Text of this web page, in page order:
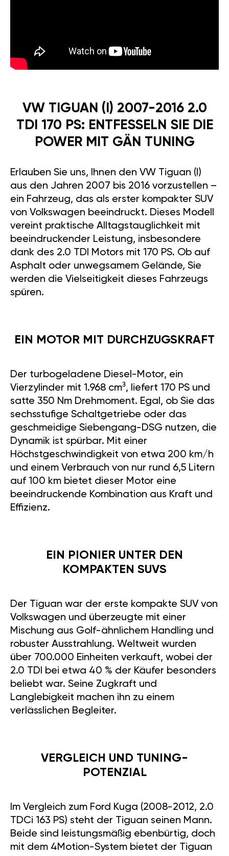
VW TIGUAN (I) 2007-2016 2.0
TDI 170 PS: ENTFESSELN SIE DIE
POWER MIT GÄN TUNING
Erlauben Sie uns, Ihnen den VW Tiguan (I)
aus den Jahren 2007 bis 2016 vorzustellen –
ein Fahrzeug, das als erster kompakter SUV
von Volkswagen beeindruckt. Dieses Modell
vereint praktische Alltagstauglichkeit mit
beeindruckender Leistung, insbesondere
dank des 2.0 TDI Motors mit 170 PS. Ob auf
Asphalt oder unwegsamem Gelände, Sie
werden die Vielseitigkeit dieses Fahrzeugs
spüren.
EIN MOTOR MIT DURCHZUGSKRAFT
Der turbogeladene Diesel-Motor, ein
Vierzylinder mit 1.968 cm³, liefert 170 PS und
satte 350 Nm Drehmoment. Egal, ob Sie das
sechsstufige Schaltgetriebe oder das
geschmeidige Siebengang-DSG nutzen, die
Dynamik ist spürbar. Mit einer
Höchstgeschwindigkeit von etwa 200 km/h
und einem Verbrauch von nur rund 6,5 Litern
auf 100 km bietet dieser Motor eine
beeindruckende Kombination aus Kraft und
Effizienz.
EIN PIONIER UNTER DEN
KOMPAKTEN SUVS
Der Tiguan war der erste kompakte SUV von
Volkswagen und überzeugte mit einer
Mischung aus Golf-ähnlichem Handling und
robuster Ausstrahlung. Weltweit wurden
über 700.000 Einheiten verkauft, wobei der
2.0 TDI bei etwa 40 % der Käufer besonders
beliebt war. Seine Zugkraft und
Langlebigkeit machen ihn zu einem
verlässlichen Begleiter.
VERGLEICH UND TUNING-
POTENZIAL
Im Vergleich zum Ford Kuga (2008-2012, 2.0
TDCi 163 PS) steht der Tiguan seinen Mann.
Beide sind leistungsmäßig ebenbürtig, doch
mit dem 4Motion-System bietet der Tiguan